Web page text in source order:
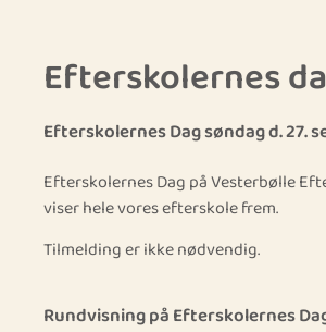
Efterskolernes
Efterskolernes Dag søndag d. 27.
Efterskolernes Dag på Vesterbølle
viser hele vores efterskole frem.
Tilmelding er ikke nødvendig.
Rundvisning på Efterskolernes